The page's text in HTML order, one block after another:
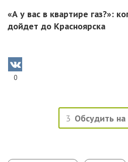
«А у вас в квартире газ?»:
дойдет до Красноярска
0
3 Обсудить